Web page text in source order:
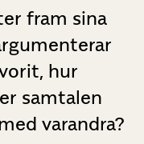
fram sina
hur
samtalen
varandra?